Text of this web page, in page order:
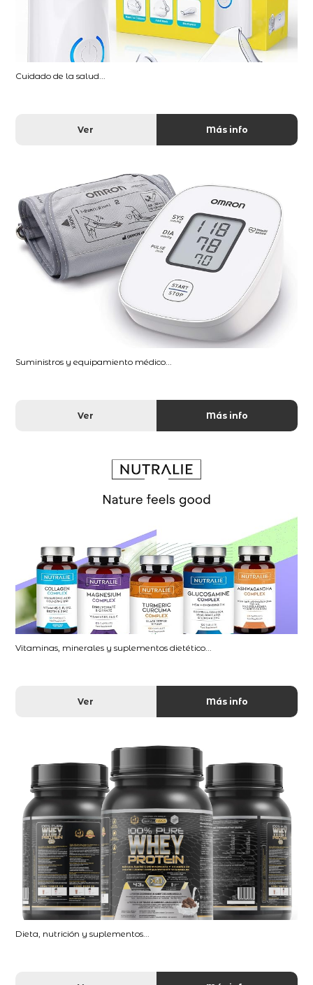
Cuidado de la salud...
Ver Más info
Suministros y equipamiento médico...
Ver Más info
Vitaminas, minerales y suplementos dietético...
Ver Más info
Dieta, nutrición y suplementos...